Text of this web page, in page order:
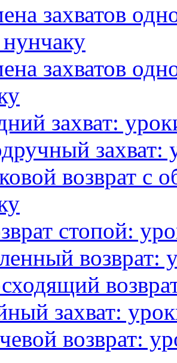
захватов
захватов
захват:
захват:
возврат с
стопой:
возврат:
захват:
возврат: